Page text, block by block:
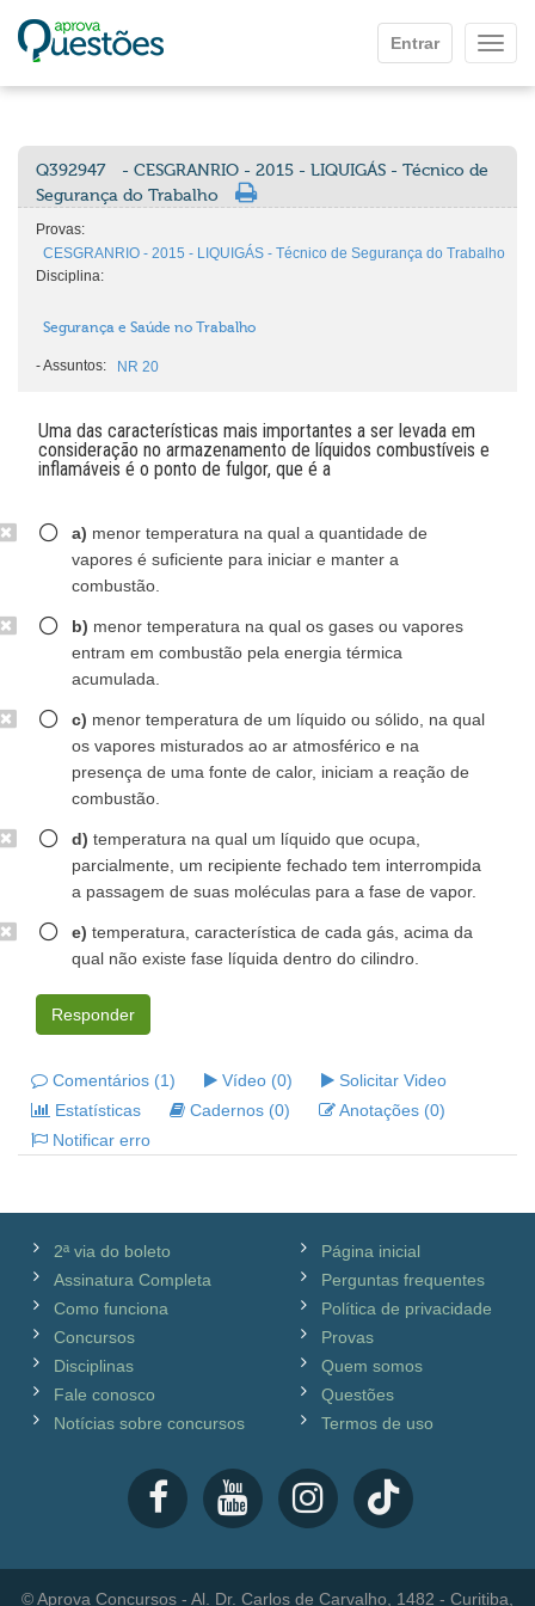
Entrar
Q392947
- CESGRANRIO - 2015 - LIQUIGÁS - Técnico de
Segurança do Trabalho
Provas:
CESGRANRIO - 2015 - LIQUIGÁS - Técnico de Segurança do Trabalho
Disciplina:
Segurança e Saúde no Trabalho
-Assuntos: NR 20
Uma das características mais importantes a ser levada em
consideração no armazenamento de líquidos combustíveis e
inflamáveis é o ponto de fulgor, que é a
a) menor temperatura na qual a quantidade de
vapores é suficiente para iniciar e manter a
combustão.
b) menor temperatura na qual os gases ou vapores
entram em combustão pela energia térmica
acumulada.
c) menor temperatura de um líquido ou sólido, na qual
os vapores misturados ao ar atmosférico e na
presença de uma fonte de calor, iniciam a reação de
combustão.
d) temperatura na qual um líquido que ocupa,
parcialmente, um recipiente fechado tem interrompida
a passagem de suas moléculas para a fase de vapor.
e) temperatura, característica de cada gás, acima da
qual não existe fase líquida dentro do cilindro.
Responder
Comentários (1) Vídeo (0)
Solicitar Video
Estatísticas
Cadernos (0)
Anotações (0)
Notificar erro
2ª via do boleto
Assinatura Completa
Como funciona
Concursos
Disciplinas
Fale conosco
Notícias sobre concursos
Página inicial
Perguntas frequentes
Política de privacidade
Provas
Quem somos
Questões
Termos de uso
© Aprova Concursos - Al. Dr. Carlos de Carvalho, 1482 - Curitiba,